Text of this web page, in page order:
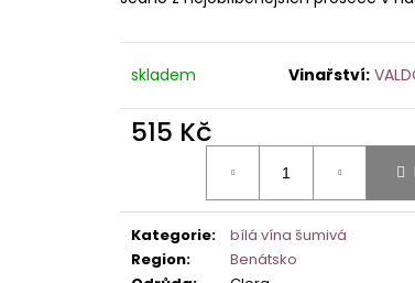
skladem
515 Kč
Kategorie:
bílá vína šumivá
Region:
Benátsko